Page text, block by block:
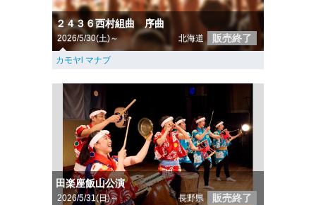
２４３６西村組曲 序曲
2026/5/30(土)～ 北海道 販売終了
カモヤl マナブ
田楽座飯山公演
2026/5/31(日)～ 長野県 販売終了